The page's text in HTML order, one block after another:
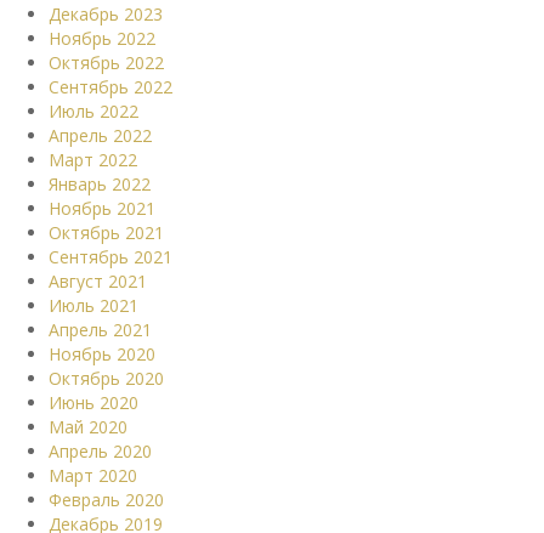
Декабрь 2023
Ноябрь 2022
Октябрь 2022
Сентябрь 2022
Июль 2022
Апрель 2022
Март 2022
Январь 2022
Ноябрь 2021
Октябрь 2021
Сентябрь 2021
Август 2021
Июль 2021
Апрель 2021
Ноябрь 2020
Октябрь 2020
Июнь 2020
Май 2020
Апрель 2020
Март 2020
Февраль 2020
Декабрь 2019